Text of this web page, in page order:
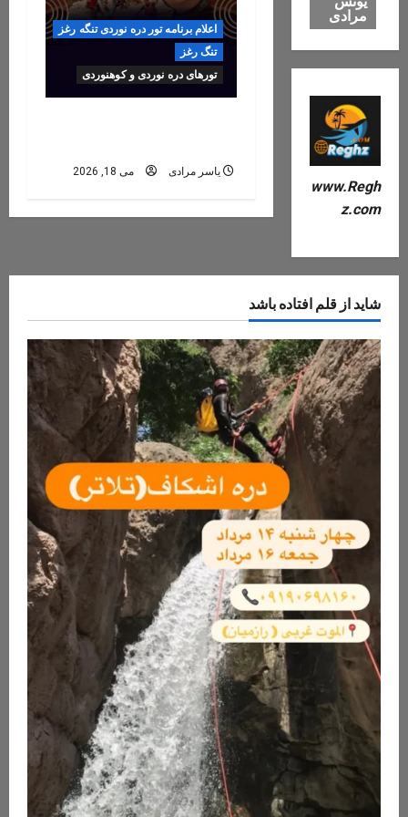
اعلام برنامه تور دره نوردی تنگه رغز
تنگ رغز
تورهای دره نوردی و کوهنوردی
یاسر مرادی می 18, 2026
مرادی
www.Regh
z.com
شاید از قلم افتاده باشد